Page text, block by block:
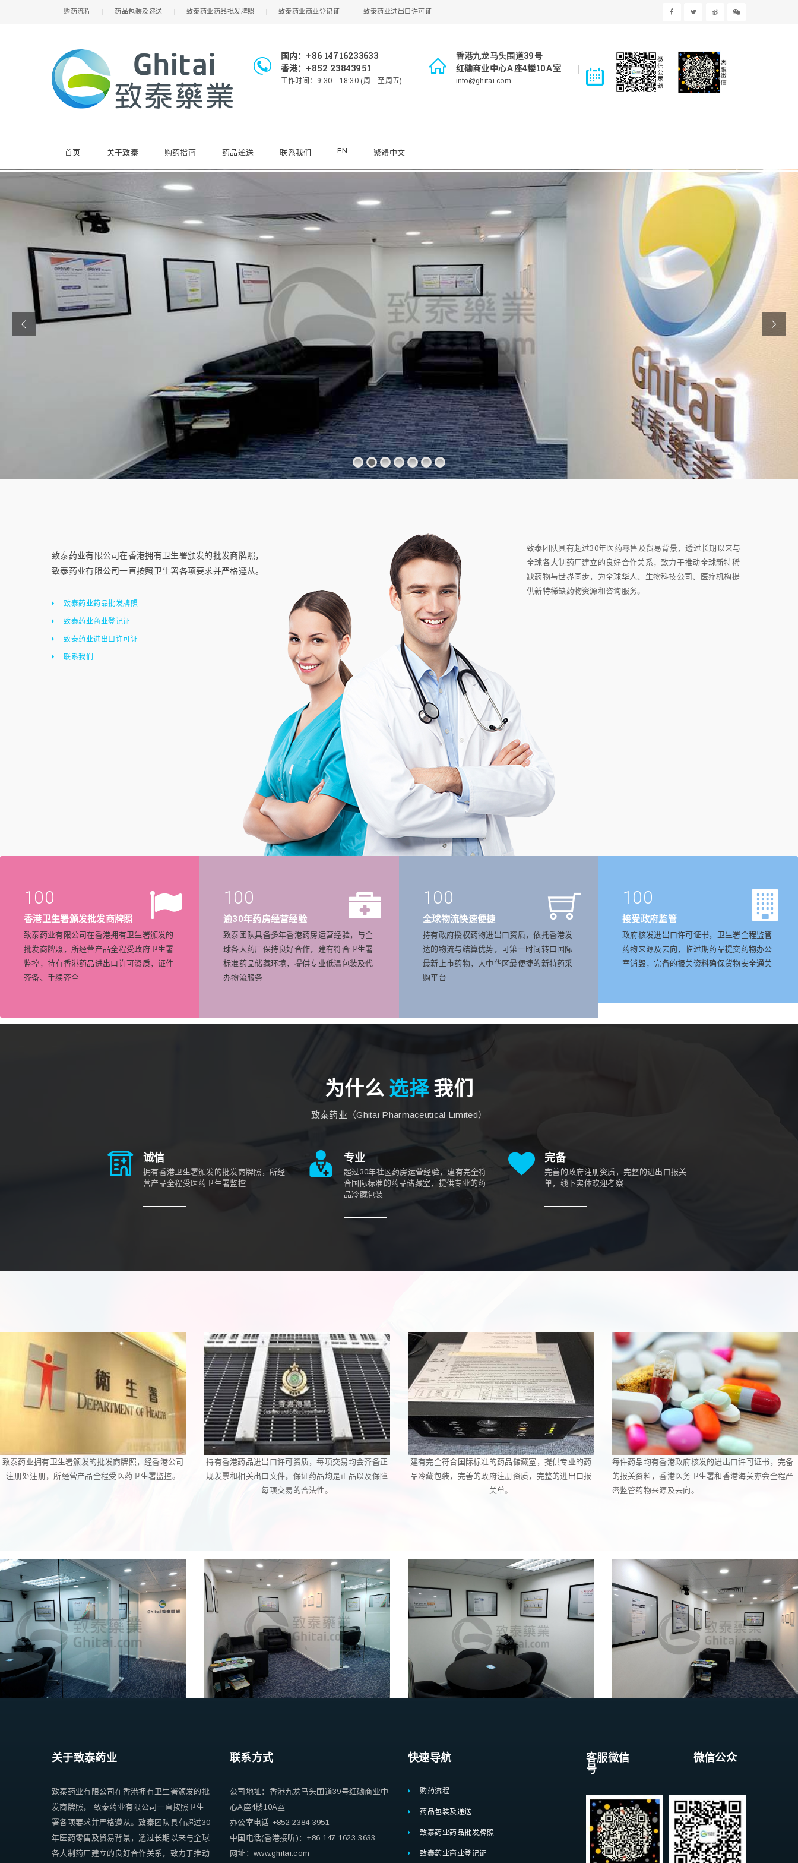
购药流程 药品包装及递送 致泰药业药品批发牌照 致泰药业商业登记证 致泰药业进出口许可证
国内：+86 14716233633
香港：+852 23843951
工作时间：9:30—18:30 (周一至周五)
香港九龙马头围道39号
红磡商业中心A座4楼10A室
info@ghitai.com
首页 关于致泰 购药指南 药品递送 联系我们 EN 繁體中文
致泰药业有限公司在香港拥有卫生署颁发的批发商牌照，
致泰药业有限公司一直按照卫生署各项要求并严格遵从。
致泰药业药品批发牌照
致泰药业商业登记证
致泰药业进出口许可证
联系我们
致泰团队具有超过30年医药零售及贸易背景，透过长期以来与
全球各大制药厂建立的良好合作关系，致力于推动全球新特稀
缺药物与世界同步，为全球华人、生物科技公司、医疗机构提
供新特稀缺药物资源和咨询服务。
100
香港卫生署颁发批发商牌照
致泰药业有限公司在香港拥有卫生署颁发的
批发商牌照，所经营产品全程受政府卫生署
监控，持有香港药品进出口许可资质，证件
齐备、手续齐全
100
逾30年药房经营经验
致泰团队具备多年香港药房运营经验，与全
球各大药厂保持良好合作，建有符合卫生署
标准药品储藏环境，提供专业低温包装及代
办物流服务
100
全球物流快速便捷
持有政府授权药物进出口资质，依托香港发
达的物流与结算优势，可第一时间转口国际
最新上市药物，大中华区最便捷的新特药采
购平台
100
接受政府监管
政府核发进出口许可证书，卫生署全程监管
药物来源及去向，临过期药品提交药物办公
室销毁，完备的报关资料确保货物安全通关
为什么 选择我们
致泰药业（Ghitai Pharmaceutical Limited）
诚信
拥有香港卫生署颁发的批发商牌照，所经
营产品全程受医药卫生署监控
专业
超过30年社区药房运营经验，建有完全符
合国际标准的药品储藏室，提供专业的药
品冷藏包装
完备
完善的政府注册资质，完整的进出口报关
单，线下实体欢迎考察
致泰药业拥有卫生署颁发的批发商牌照，经香港公司
注册处注册，所经营产品全程受医药卫生署监控。
持有香港药品进出口许可资质，每项交易均会齐备正
规发票和相关出口文件，保证药品均是正品以及保障
每项交易的合法性。
建有完全符合国际标准的药品储藏室，提供专业的药
品冷藏包装，完善的政府注册资质，完整的进出口报
关单。
每件药品均有香港政府核发的进出口许可证书，完备
的报关资料，香港医务卫生署和香港海关亦会全程严
密监管药物来源及去向。
关于致泰药业
致泰药业有限公司在香港拥有卫生署颁发的批
发商牌照， 致泰药业有限公司一直按照卫生
署各项要求并严格遵从。致泰团队具有超过30
年医药零售及贸易背景，透过长期以来与全球
各大制药厂建立的良好合作关系，致力于推动
联系方式
公司地址：香港九龙马头围道39号红磡商业中
心A座4楼10A室
办公室电话 +852 2384 3951
中国电话(香港接听)：+86 147 1623 3633
网址：www.ghitai.com
快速导航
购药流程
药品包装及递送
致泰药业药品批发牌照
致泰药业商业登记证
客服微信 微信公众
号